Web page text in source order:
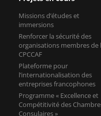
Missions d’études et
immersions
Renforcer la sécurité des
organisations membres de
CPCCAF
Plateforme pour
l’internationalisation des
entreprises francophones
Programme « Excellence et
Compétitivité des
Consulaires »